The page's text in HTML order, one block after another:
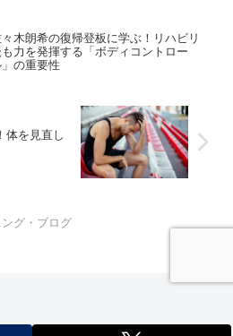
木朗希の復帰登板に学ぶ！リハビリ
力を発揮する「ボディコントロー
」の重要性
体を見直し
ング・ブログ